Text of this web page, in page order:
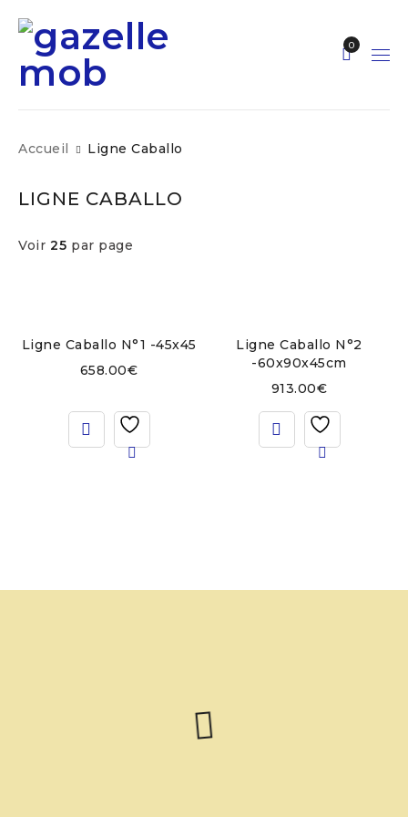
0
Accueil Ligne Caballo
LIGNE CABALLO
Voir 25 par page
Ligne Caballo N°1 -45x45
658.00€
Ligne Caballo N°2
-60x90x45cm
913.00€